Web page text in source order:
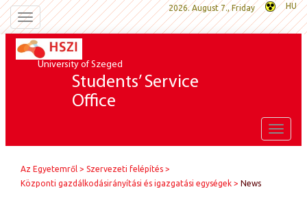
Toggle
navigation
2026. August 7., Friday HU
University of Szeged
Students’ Service
Office
Toggle
Az Egyetemről
Szervezeti felépítés
Központi gazdálkodásirányítási és igazgatási egységek
News